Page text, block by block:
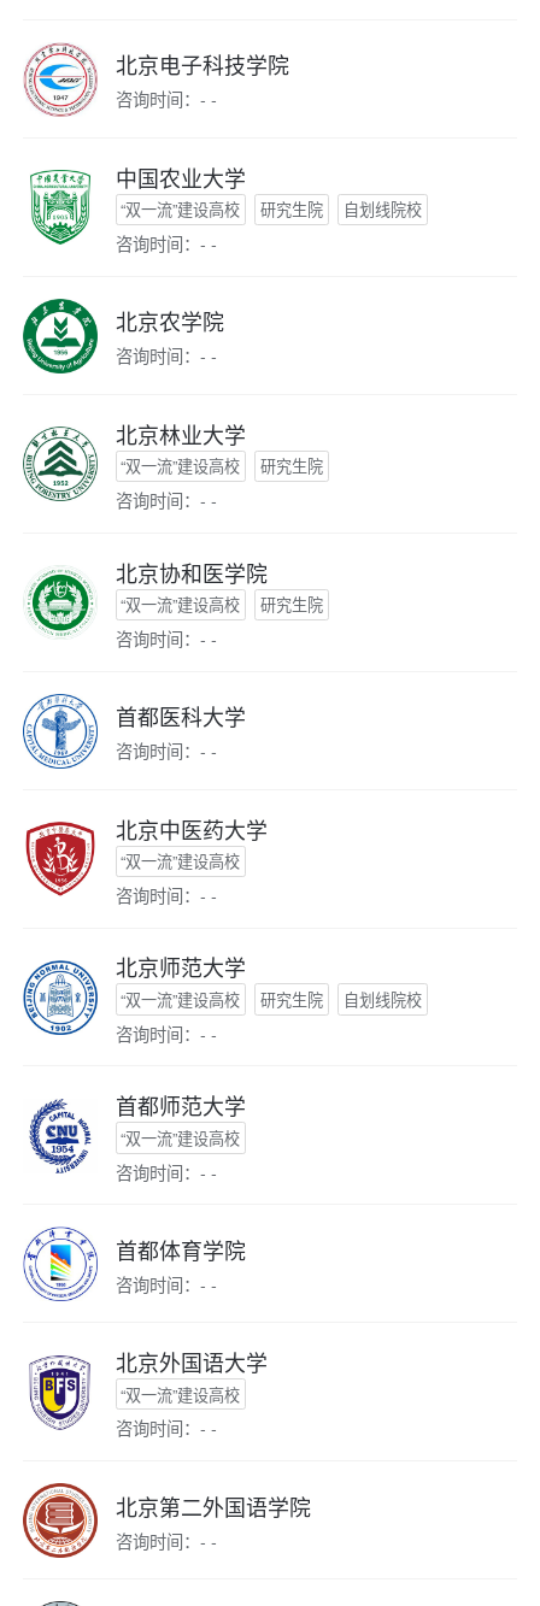
北京电子科技学院
咨询时间：- -
中国农业大学
“双一流”建设高校 研究生院 自划线院校
咨询时间：- -
北京农学院
咨询时间：- -
北京林业大学
“双一流”建设高校 研究生院
咨询时间：- -
北京协和医学院
“双一流”建设高校 研究生院
咨询时间：- -
首都医科大学
咨询时间：- -
北京中医药大学
“双一流”建设高校
咨询时间：- -
北京师范大学
“双一流”建设高校 研究生院 自划线院校
咨询时间：- -
首都师范大学
“双一流”建设高校
咨询时间：- -
首都体育学院
咨询时间：- -
北京外国语大学
“双一流”建设高校
咨询时间：- -
北京第二外国语学院
咨询时间：- -